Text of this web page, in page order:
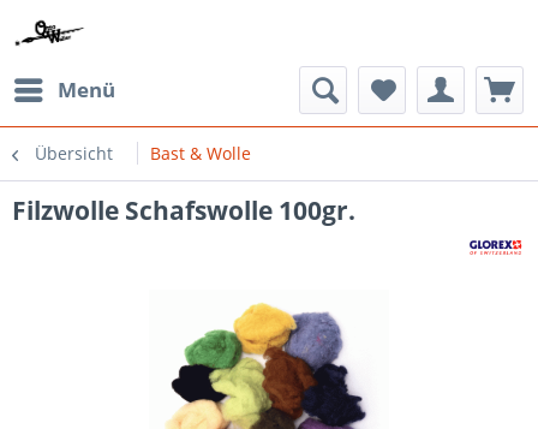
Menü
Übersicht Bast & Wolle
Filzwolle Schafswolle 100gr.